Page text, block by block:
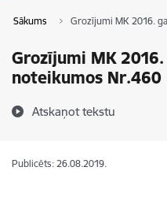
Sākums Grozījumi MK 2016.
Grozījumi MK
noteikumos Nr.460
Atskaņot tekstu
Publicēts: 26.08.2019.